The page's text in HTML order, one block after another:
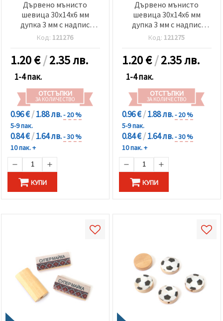
Дървено мънисто
шевица 30x14x6 мм
дупка 3 мм с надпис
Супер баба -5 броя
Код: 121276
1.20€/2.35 лв.
1-4 пак.
ОТСТЪПКИ
ЗА КОЛИЧЕСТВО
0.96 €/1.88 лв.- 20 %
5-9 пак.
0.84 €/1.64 лв.- 30 %
10 пак. +
КУПИ
Дървено мънисто
шевица 30x14x6 мм
дупка 3 мм с надпис
Супер татко -5 броя
Код: 121275
1.20€/2.35 лв.
1-4 пак.
ОТСТЪПКИ
ЗА КОЛИЧЕСТВО
0.96 €/1.88 лв.- 20 %
5-9 пак.
0.84 €/1.64 лв.- 30 %
10 пак. +
КУПИ